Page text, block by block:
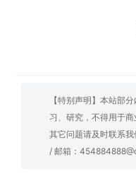
【特别声明】本站部
习、研究，不得用于
其它问题请及时联系
/ 邮箱：